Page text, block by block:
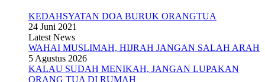
KEDAHSYATAN DOA BURUK ORANGTUA
24 Juni 2021
Latest News
WAHAI MUSLIMAH, HIJRAH JANGAN SALAH ARAH
5 Agustus 2026
KALAU SUDAH MENIKAH, JANGAN LUPAKAN
ORANG TUA DI RUMAH